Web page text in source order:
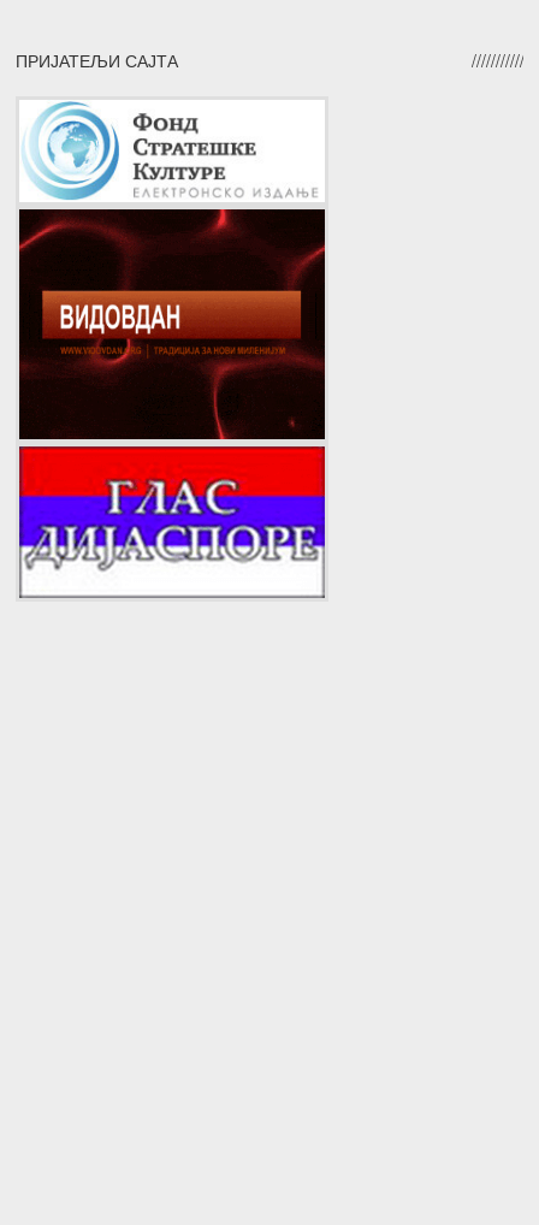
ПРИЈАТЕЉИ САЈТА